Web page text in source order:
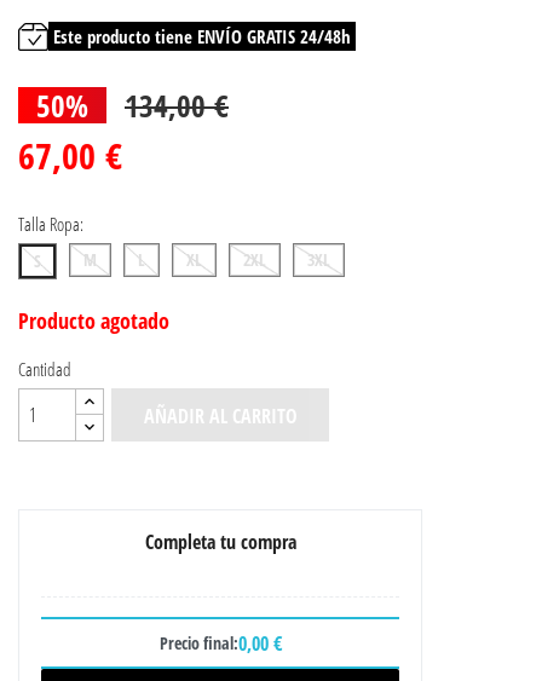
Este producto tiene ENVÍO GRATIS 24/48h
50% 134,00 €
67,00 €
Talla Ropa:
S M L XL 2XL 3XL
Producto agotado
Cantidad
AÑADIR AL CARRITO
Completa tu compra
Precio final:0,00 €